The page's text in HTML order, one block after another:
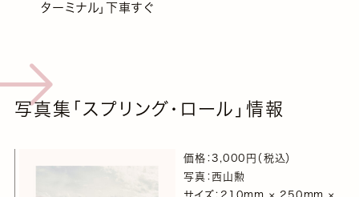
ターミナル」下車すぐ
写真集「スプリング・ロール」情報
価格：3,000円（税込）
写真：西山勲